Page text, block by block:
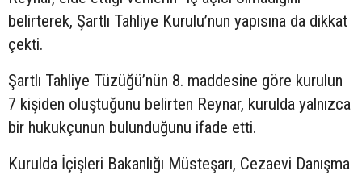
belirterek, Şartlı Tahliye Kurulu’nun yapısına da dikkat
çekti.
Şartlı Tahliye Tüzüğü’nün 8. maddesine göre kurulun
7 kişiden oluştuğunu belirten Reynar, kurulda yalnızca
bir hukukçunun bulunduğunu ifade etti.
Kurulda İçişleri Bakanlığı Müsteşarı, Cezaevi Danışma